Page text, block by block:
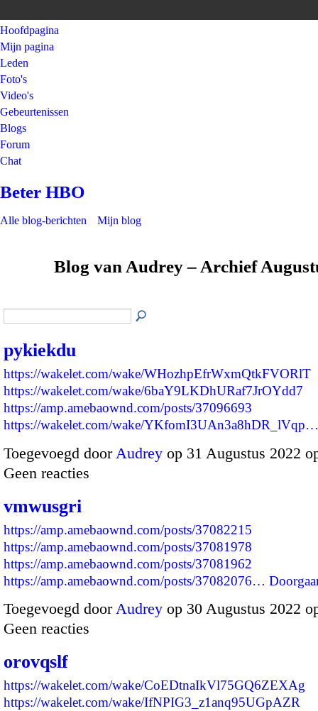
Hoofdpagina
Mijn pagina
Leden
Foto's
Video's
Gebeurtenissen
Blogs
Forum
Chat
Beter HBO
Alle blog-berichten Mijn blog
Blog van Audrey – Archief
pykiekdu
https://wakelet.com/wake/WHozhpEfrWxmQtkFVORlT
https://wakelet.com/wake/6baY9LKDhURaf7JrOYdd7
https://amp.amebaownd.com/posts/37096693
https://wakelet.com/wake/YKfomI3UAn3a8hDR_lVqp…
Toegevoegd door Audrey op 31 Augustus 2022
Geen reacties
vmwusgri
https://amp.amebaownd.com/posts/37082215
https://amp.amebaownd.com/posts/37081978
https://amp.amebaownd.com/posts/37081962
https://amp.amebaownd.com/posts/37082076…
Toegevoegd doorAudrey op 30 Augustus 2022
Geen reacties
orovqslf
https://wakelet.com/wake/CoEDtnaIkVl75GQ6ZEXAg
https://wakelet.com/wake/IfNPIG3_z1anq95UGpAZR